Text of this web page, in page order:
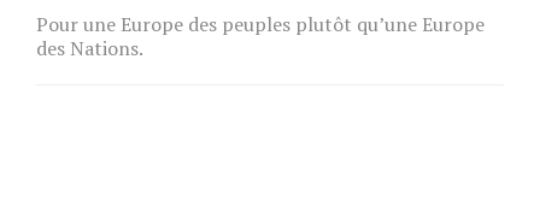
Pour une Europe des peuples plutôt qu’une Europe
des Nations.